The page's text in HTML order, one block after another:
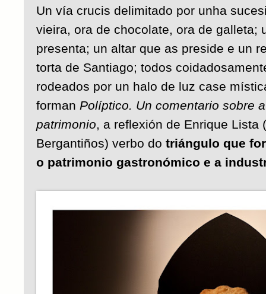
Un vía crucis delimitado por unha
vieira, ora de chocolate, ora de galleta;
presenta; un altar que as preside e un
torta de Santiago; todos
rodeados por un halo de luz case
forman Políptico. Un comentario sobre
patrimonio, a reflexión de Enrique Lista
Bergantiños) verbo do triángulo que
o patrimonio gastronómico e a